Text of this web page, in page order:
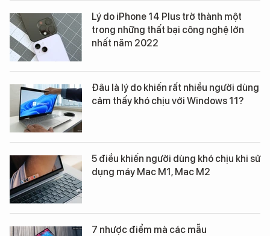
Lý do iPhone 14 Plus trở thành một
trong những thất bại công nghệ lớn
nhất năm 2022
Đâu là lý do khiến rất nhiều người dùng
cảm thấy khó chịu với Windows 11?
5 điều khiến người dùng khó chịu khi sử
dụng máy Mac M1, Mac M2
7 nhược điểm mà các mẫu